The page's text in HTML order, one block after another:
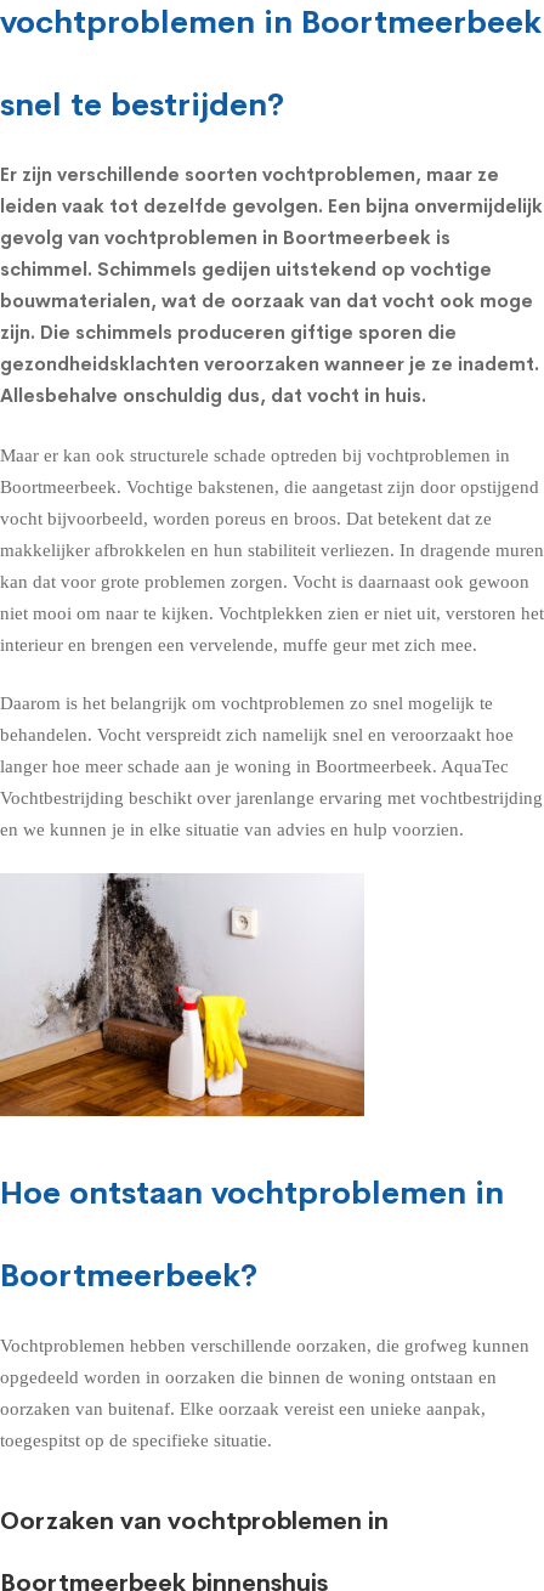
vochtproblemen in Boortmeerbeek
snel te bestrijden?
Er zijn verschillende soorten vochtproblemen, maar ze
leiden vaak tot dezelfde gevolgen. Een bijna onvermijdelijk
gevolg van vochtproblemen in Boortmeerbeek is
schimmel. Schimmels gedijen uitstekend op vochtige
bouwmaterialen, wat de oorzaak van dat vocht ook moge
zijn. Die schimmels produceren giftige sporen die
gezondheidsklachten veroorzaken wanneer je ze inademt.
Allesbehalve onschuldig dus, dat vocht in huis.
Maar er kan ook structurele schade optreden bij vochtproblemen in
Boortmeerbeek. Vochtige bakstenen, die aangetast zijn door opstijgend
vocht bijvoorbeeld, worden poreus en broos. Dat betekent dat ze
makkelijker afbrokkelen en hun stabiliteit verliezen. In dragende muren
kan dat voor grote problemen zorgen. Vocht is daarnaast ook gewoon
niet mooi om naar te kijken. Vochtplekken zien er niet uit, verstoren het
interieur en brengen een vervelende, muffe geur met zich mee.
Daarom is het belangrijk om vochtproblemen zo snel mogelijk te
behandelen. Vocht verspreidt zich namelijk snel en veroorzaakt hoe
langer hoe meer schade aan je woning in Boortmeerbeek. AquaTec
Vochtbestrijding beschikt over jarenlange ervaring met vochtbestrijding
en we kunnen je in elke situatie van advies en hulp voorzien.
Hoe ontstaan vochtproblemen in
Boortmeerbeek?
Vochtproblemen hebben verschillende oorzaken, die grofweg kunnen
opgedeeld worden in oorzaken die binnen de woning ontstaan en
oorzaken van buitenaf. Elke oorzaak vereist een unieke aanpak,
toegespitst op de specifieke situatie.
Oorzaken van vochtproblemen in
Boortmeerbeek binnenshuis